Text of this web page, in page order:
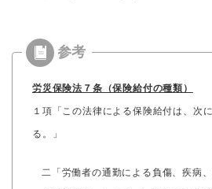
労災保険法７条（保険給付の種類）
１項「この法律による保険給付は、次
る。」
二「労働者の通勤による負傷、疾病